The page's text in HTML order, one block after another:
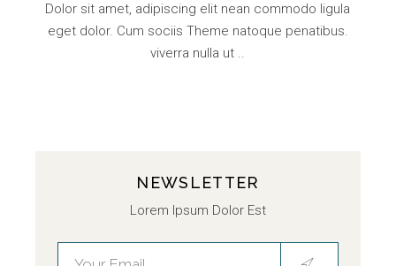
Dolor sit amet, adipiscing elit nean commodo ligula
eget dolor. Cum sociis Theme natoque penatibus.
viverra nulla ut ..
NEWSLETTER
Lorem Ipsum Dolor Est